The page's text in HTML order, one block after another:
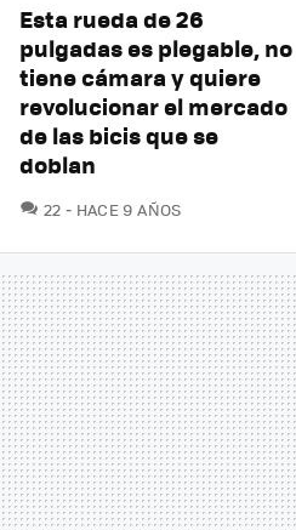
Esta rueda de 26
pulgadas es plegable, no
tiene cámara y quiere
revolucionar el mercado
de las bicis que se
doblan
22 COMENTARIOS
HACE 9 AÑOS